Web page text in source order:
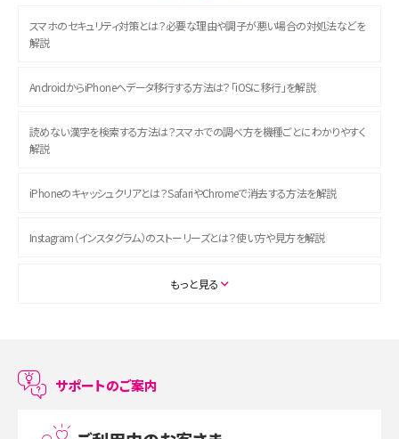
スマホのセキュリティ対策とは？必要な理由や調子が悪い場合の対処法などを
解説
AndroidからiPhoneへデータ移行する方法は？「iOSに移行」を解説
読めない漢字を検索する方法は？スマホでの調べ方を機種ごとにわかりやすく
解説
iPhoneのキャッシュクリアとは？SafariやChromeで消去する方法を解説
Instagram（インスタグラム）のストーリーズとは？使い方や見方を解説
ASMRとは？初心者向けの代表ジャンルや楽しみ方を解説
LINEで友だちを削除する方法は？方法ごとの影響や復活・復元する方法も解説
もっと見る
サポートのご案内